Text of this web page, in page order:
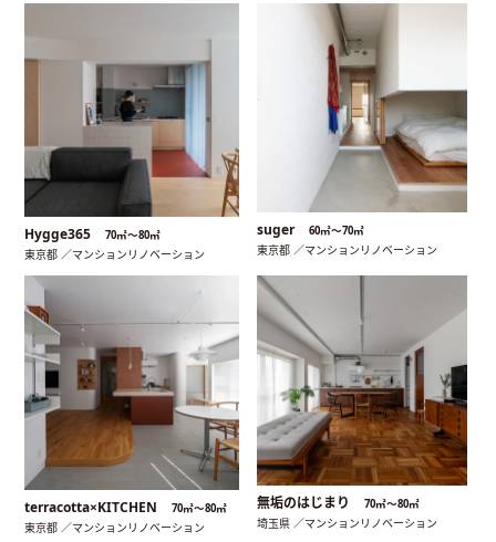
Hygge365 70㎡〜80㎡
東京都 ／マンションリノベーション
suger 60㎡〜70㎡
東京都 ／マンションリノベーション
terracotta×KITCHEN 70㎡〜80㎡
東京都 ／マンションリノベーション
無垢のはじまり 70㎡〜80㎡
埼玉県 ／マンションリノベーション